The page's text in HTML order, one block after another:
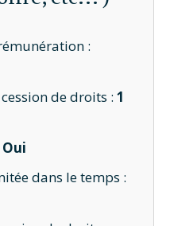
:
de droits :1
Oui
dans le temps :